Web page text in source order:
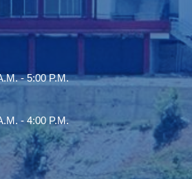
- 5:00 P.M.
- 4:00 P.M.